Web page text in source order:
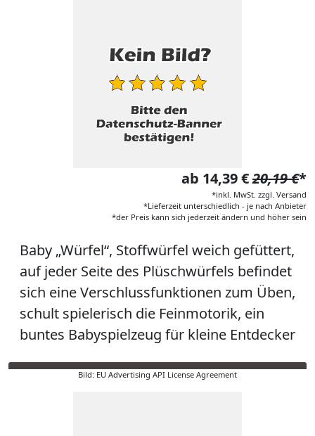
ab 14,39 €20,19 €*
*inkl. MwSt. zzgl. Versand
*Lieferzeit unterschiedlich - je nach Anbieter
*der Preis kann sich jederzeit ändern und höher sein
Baby „Würfel“, Stoffwürfel weich gefüttert,
auf jeder Seite des Plüschwürfels befindet
sich eine Verschlussfunktionen zum Üben,
schult spielerisch die Feinmotorik, ein
buntes Babyspielzeug für kleine Entdecker
Bild: EU Advertising API License Agreement